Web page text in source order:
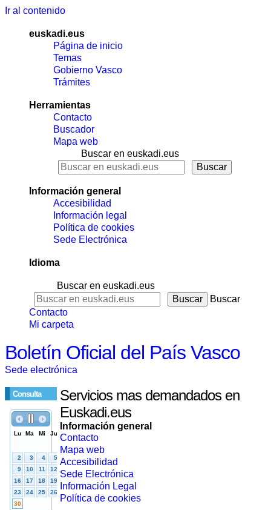
Ir al contenido
euskadi.eus
Página de inicio
Temas
Gobierno Vasco
Trámites
Herramientas
Contacto
Buscador
Mapa web
Buscar en euskadi.eus
Información general
Accesibilidad
Información legal
Política de cookies
Sede Electrónica
Idioma
Buscar en euskadi.eus
Buscar
Contacto
Mi carpeta
Boletín Oficial del País Vasco
Sede electrónica
Consulta
Servicios mas demandados en
Euskadi.eus
Información general
Contacto
Mapa web
Accesibilidad
Sede Electrónica
Información Legal
Política de cookies